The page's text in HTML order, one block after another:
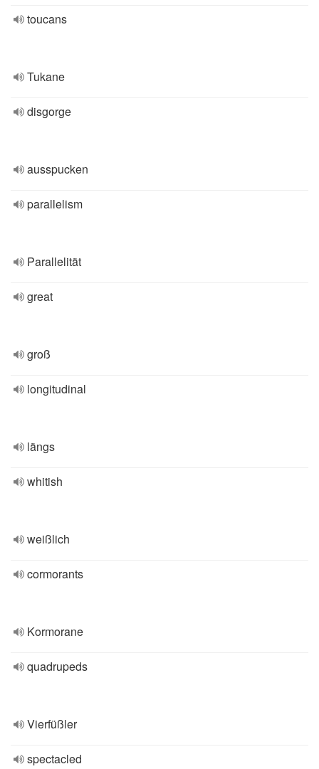
toucans
Tukane
disgorge
ausspucken
parallelism
Parallelität
great
groß
longitudinal
längs
whitish
weißlich
cormorants
Kormorane
quadrupeds
Vierfüßler
spectacled